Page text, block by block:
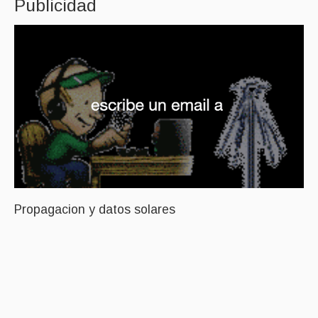
Publicidad
Propagacion y datos solares